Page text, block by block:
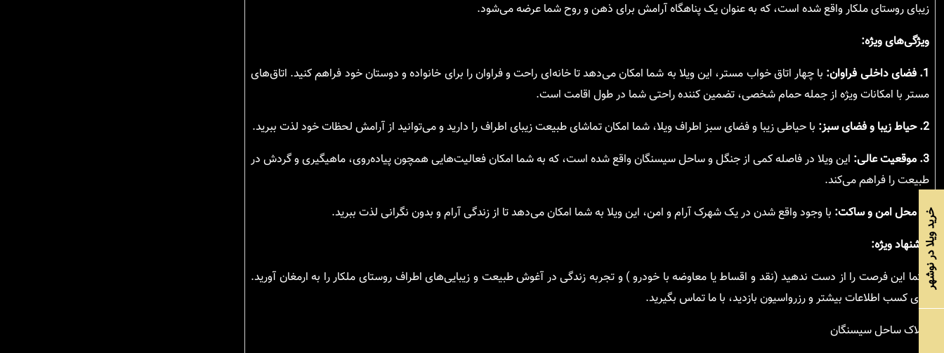
زیبای روستای ملکار واقع شده است، که به عنوان یک پناهگاه آرامش برای ذهن و روح شما عرضه می‌شود.
ویژگی‌های ویژه:
1. فضای داخلی فراوان:
با چهار اتاق خواب مستر، این ویلا به شما امکان می‌دهد تا خانه‌ای راحت و فراوان را برای خانواده و دوستان خود فراهم کنید. اتاق‌های
مستر با امکانات ویژه از جمله حمام شخصی، تضمین کننده راحتی شما در طول اقامت است.
2. حیاط زیبا و فضای سبز:
با حیاطی زیبا و فضای سبز اطراف ویلا، شما امکان تماشای طبیعت زیبای اطراف را دارید و می‌توانید از آرامش لحظات خود لذت ببرید.
3. موقعیت عالی:
این ویلا در فاصله کمی از جنگل و ساحل سیسنگان واقع شده است، که به شما امکان فعالیت‌هایی همچون پیاده‌روی، ماهیگیری و گردش در
طبیعت را فراهم می‌کند.
4. محل امن و ساکت:
با وجود واقع شدن در یک شهرک آرام و امن، این ویلا به شما امکان می‌دهد تا از زندگی آرام و بدون نگرانی لذت ببرید.
پیشنهاد ویژه:
حتما این فرصت را از دست ندهید (نقد و اقساط یا معاوضه با خودرو ) و تجربه زندگی در آغوش طبیعت و زیبایی‌های اطراف روستای ملکار را به ارمغان آورید.
برای کسب اطلاعات بیشتر و رزرواسیون بازدید، با ما تماس بگیرید.
املاک ساحل سیسنگان
خرید ویلا در نوشهر